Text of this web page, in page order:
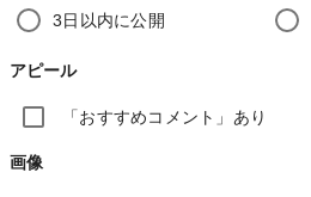
3日以内に公開
アピール
「おすすめコメント」あり
画像